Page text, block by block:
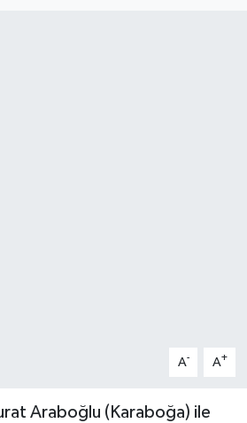
A- A+
Araboğlu (‪‪Karaboğa) ile